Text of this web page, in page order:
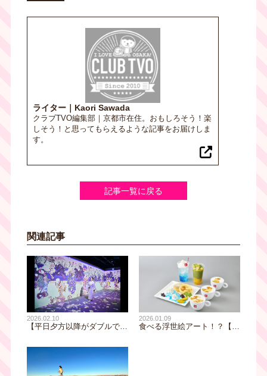
ライター｜Kaori Sawada
クラブTVO編集部｜京都市在住。おもしろそう！楽
しそう！と思ってもらえるような記事をお届けしま
す。
記事一覧に戻る
関連記事
2026.02.10
【平日夕方以降がダブルでお
施。『動き出す浮世絵展
OSAKA』大阪・梅田で開催
中！
2026.01.09
食べる浮世絵アート！？【大